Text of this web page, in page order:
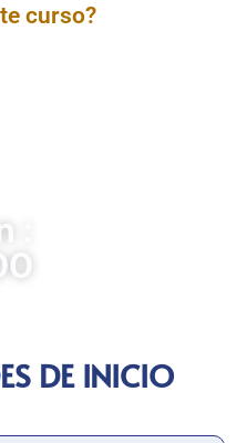
curso?
DE INICIO